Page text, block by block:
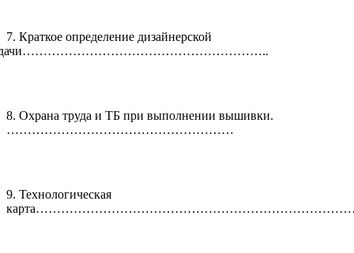
7. Краткое определение дизайнерской
8. Охрана труда и ТБ при выполнении вышивки.
………………………………………………
9. Технологическая